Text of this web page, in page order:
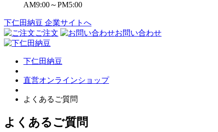
AM9:00～PM5:00
下仁田納豆 企業サイトへ
ご注文
お問い合わせ
下仁田納豆
直営オンラインショップ
よくあるご質問
よくあるご質問